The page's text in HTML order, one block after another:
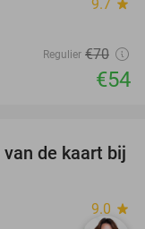
9.7 star
Regulier €70
€54
23%
de kaart bij
9.0 star